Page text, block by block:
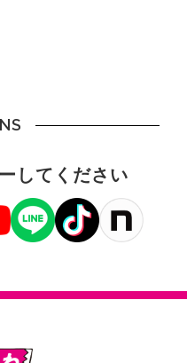
してください